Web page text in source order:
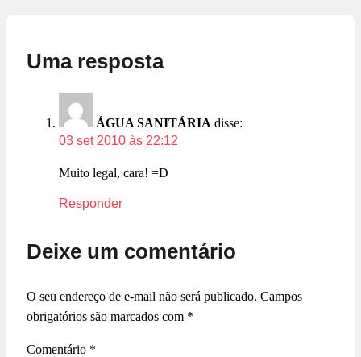
Uma resposta
ÁGUA SANITÁRIA disse:
03 set 2010 às 22:12
Muito legal, cara! =D
Responder
Deixe um comentário
O seu endereço de e-mail não será publicado. Campos
obrigatórios são marcados com *
Comentário *